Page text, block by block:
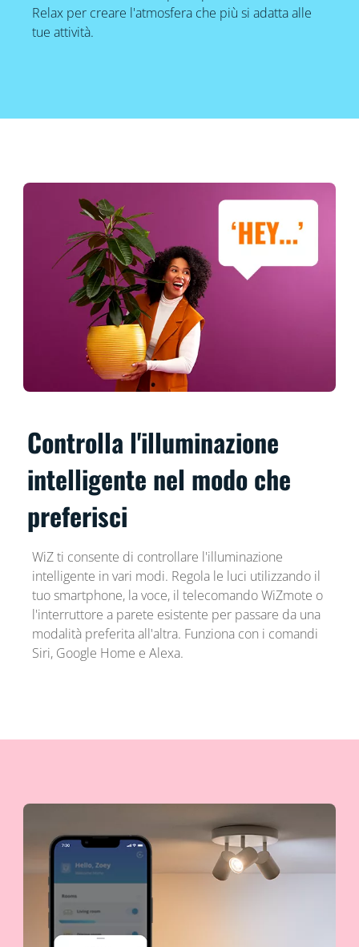
Relax per creare l'atmosfera che più si adatta alle
tue attività.
Controlla l'illuminazione
intelligente nel modo che
preferisci
WiZ ti consente di controllare l'illuminazione
intelligente in vari modi. Regola le luci utilizzando il
tuo smartphone, la voce, il telecomando WiZmote o
l'interruttore a parete esistente per passare da una
modalità preferita all'altra. Funziona con i comandi
Siri, Google Home e Alexa.